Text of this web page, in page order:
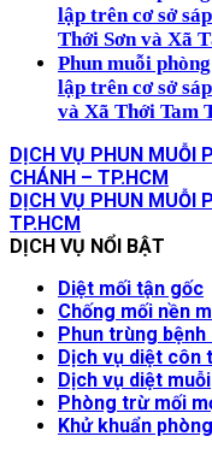
lập trên cơ sở
Thới Sơn và Xã
Phun muỗi
lập trên cơ sở
và Xã Thới Tam
DỊCH VỤ PHUN MUỖI
CHÁNH – TP.HCM
DỊCH VỤ PHUN MUỖI
TP.HCM
DỊCH VỤ NỔI BẬT
Diệt mối tận gốc
Chống mối nền
Phun trùng bệnh
Dịch vụ diệt côn
Dịch vụ diệt muỗi
Phòng trừ mối
Khử khuẩn